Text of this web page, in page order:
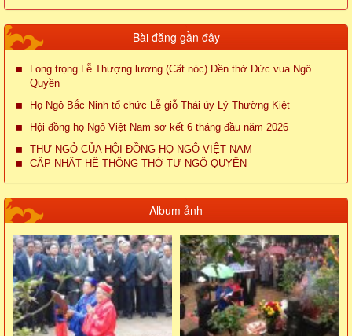
Bài đăng gần đây
Long trọng Lễ Thượng lương (Cất nóc) Đền thờ Đức vua Ngô
Quyền
Họ Ngô Bắc Ninh tổ chức Lễ giỗ Thái úy Lý Thường Kiệt
Hội đồng họ Ngô Việt Nam sơ kết 6 tháng đầu năm 2026
THƯ NGỎ CỦA HỘI ĐỒNG HỌ NGÔ VIỆT NAM
CẬP NHẬT HỆ THỐNG THỜ TỰ NGÔ QUYỀN
Album ảnh